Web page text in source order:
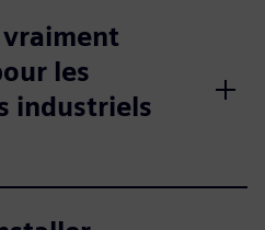
vraiment
les
industriels